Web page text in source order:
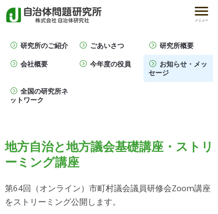
メニュー
研究所のご紹介 ごあいさつ
研究所概要
会社概要
今年度の役員
お知らせ・メッ
セージ
全国の研究所ネ
ットワーク
地方自治と地方議会基礎講座・ストリ
ーミング講座
第64回（オンライン）市町村議会議員研修会Zoom講座
をストリーミング公開します。